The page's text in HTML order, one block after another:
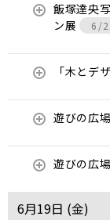
飯塚達央
ン展
6/
「木とデ
遊びの広場
遊びの広
6月19日 (金)